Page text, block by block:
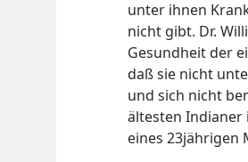
unter ihnen
nicht gibt. Dr.
Gesundheit der
daß sie nicht
und sich nicht
ältesten Indianer
eines 23jährigen